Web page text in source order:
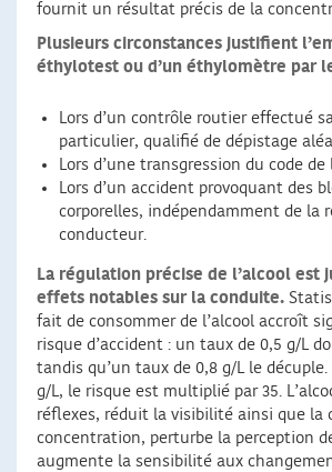
fournit un résultat précis de la
Plusieurs circonstances justifient
éthylotest ou d’un éthylomètre par
Lors d’un contrôle routier effectué
particulier, qualifié de dépistage
Lors d’une transgression du code de
Lors d’un accident provoquant des
corporelles, indépendamment de la
conducteur.
La régulation précise de l’alcool est
effets notables sur la conduite.
fait de consommer de l’alcool accroît
risque d’accident : un taux de 0,5 g/L
tandis qu’un taux de 0,8 g/L le décuple.
g/L, le risque est multiplié par 35.
réflexes, réduit la visibilité ainsi que la
concentration, perturbe la perception
augmente la sensibilité aux